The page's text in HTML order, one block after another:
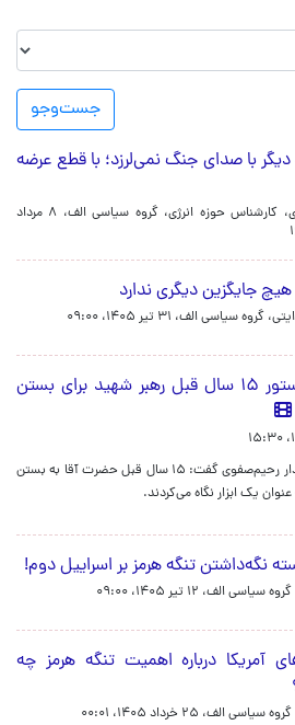
جست‌و‌جو
دیگر با صدای جنگ نمی‌لرزد؛ با قطع عرضه
کارشناس حوزه انرژی، گروه سیاسی الف،
۸ مرداد
هیچ جایگزین دیگری ندارد
گروه سیاسی الف، ۳۱ تیر ۱۴۰۵، ۰۹:۰۰
ماجرای دستور ۱۵ سال قبل رهبر شهید برای بستن
سرلشکر پاسدار رحیم‌صفوی گفت: ۱۵ سال قبل حضرت آقا به بستن
یک ابزار نگاه می‌کردند.
نگه‌داشتن تنگه هرمز بر اسراییل دوم!
سیاسی الف، ۱۲ تیر ۱۴۰۵، ۰۹:۰۰
آمریکا درباره اهمیت تنگه هرمز چه
سیاسی الف، ۲۵ خرداد ۱۴۰۵، ۰۰:۰۱